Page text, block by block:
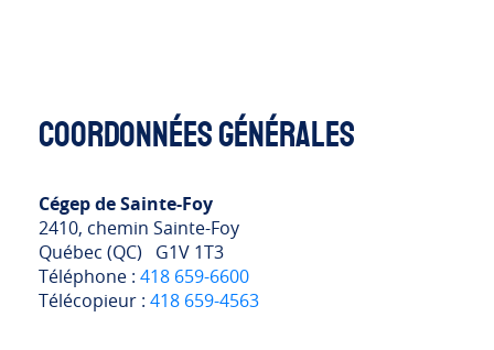
Coordonnées générales
Cégep de Sainte-Foy
2410, chemin Sainte-Foy
Québec (QC) G1V 1T3
Téléphone : 418 659-6600
Télécopieur : 418 659-4563